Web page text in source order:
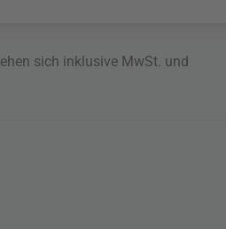
sich inklusive MwSt. und